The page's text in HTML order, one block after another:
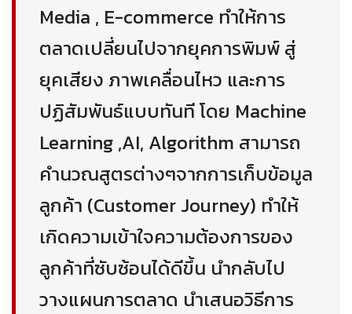
Media , E-commerce ทำให้การ
ตลาดเปลี่ยนไปจากยุคการพิมพ์ สู่
ยุคเสียง ภาพเคลื่อนไหว และการ
ปฏิสัมพันธ์แบบทันที โดย Machine
Learning ,AI, Algorithm สามารถ
คำนวณสูตรต่างๆจากการเก็บข้อมูล
ลูกค้า (Customer Journey) ทำให้
เกิดความเข้าใจความต้องการของ
ลูกค้าที่ซับซ้อนได้ดีขึ้น นำกลับไป
วางแผนการตลาด นำเสนอวิธีการ